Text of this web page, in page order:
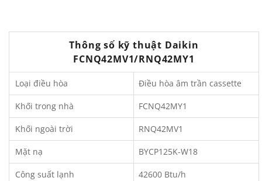
Thông số kỹ thuật Daikin
FCNQ42MV1/RNQ42MY1
Loại điều hòa Điều hòa âm trần cassette
Khối trong nhà FCNQ42MY1
Khối ngoài trời RNQ42MV1
Mặt nạ BYCP125K-W18
Công suất lạnh 42600 Btu/h